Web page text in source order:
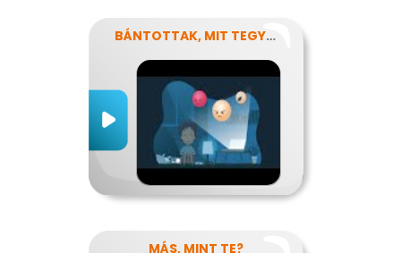
BÁNTOTTAK, MIT TEGYEK?
MÁS, MINT TE?